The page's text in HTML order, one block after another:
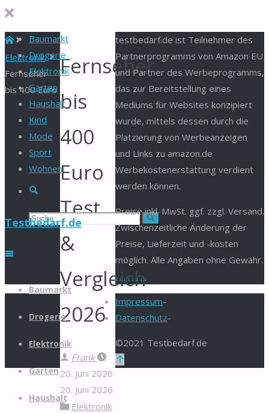
Baumarkt
Drogerie
Elektronik
Garten
Haushalt
Kind
Mode
Sport
Wohnen
Suche
Suchen Suche
Testbedarf.de
Zum
springen
Baumarkt
Drogerie
Elektronik
Garten
Haushalt
Start
Elektronik
Fernseher
bis 400 Euro
Fernseher
bis
400
Euro
Test
&
Vergleich
2026
Frank
20. Juni 2026
20. Juni 2026
Elektronik
testbedarf.de ist Teilnehmer des
Partnerprogramms von Amazon EU
und Partner des Werbeprogramms,
das zur Bereitstellung eines
Mediums für Websites konzipiert
wurde, mittels dessen durch die
Platzierung von Werbeanzeigen
und Links zu amazon.de
Werbekostenerstattung verdient
werden können.
Preise inkl. MwSt. ggf. zzgl. Versand.
Zwischenzeitliche Änderung der
Preise, Lieferzeit und -kosten
möglich. Alle Angaben ohne Gewähr.
. . . . . . . .
Impressum-
Datenschutz-
©2021 Testbedarf.de
Zurück